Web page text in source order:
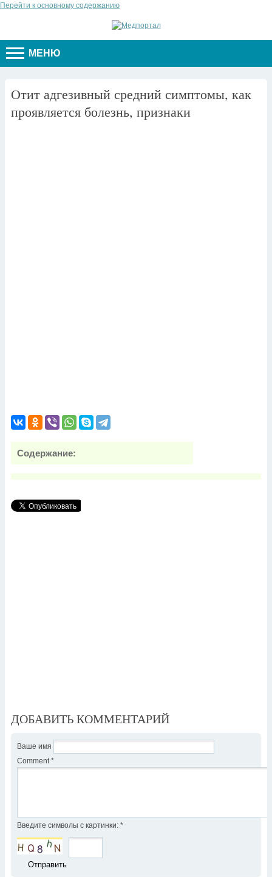
Перейти к основному содержанию
МЕНЮ
Отит адгезивный средний симптомы, как
проявляется болезнь, признаки
Содержание:
ДОБАВИТЬ КОММЕНТАРИЙ
Ваше имя
Comment *
Введите символы с картинки: *